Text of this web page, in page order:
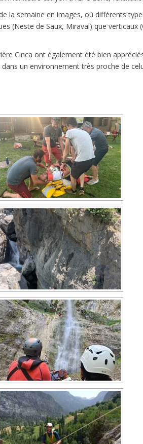
la semaine en images, où différents
(Neste de Saux, Miraval) que verticaux
Cinca ont également été bien
un environnement très proche de